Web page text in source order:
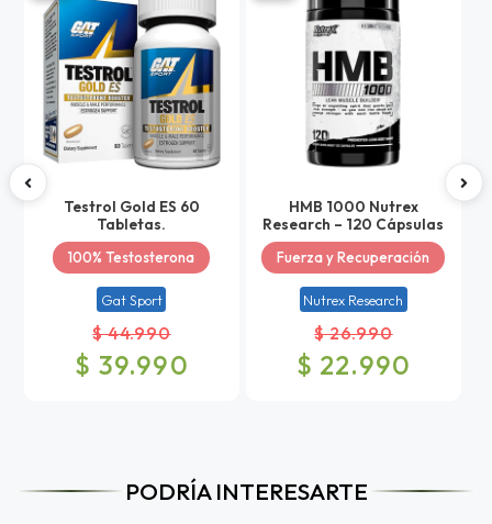
Testrol Gold ES 60
Tabletas.
100% Testosterona
Gat Sport
$ 44.990
$ 39.990
HMB 1000 Nutrex
Research – 120 Cápsulas
Fuerza y Recuperación
Nutrex Research
$ 26.990
$ 22.990
PODRÍA INTERESARTE